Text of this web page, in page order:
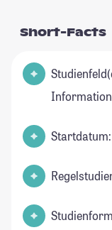
Short-Facts